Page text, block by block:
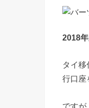
2018
タイ
行口座
ですが